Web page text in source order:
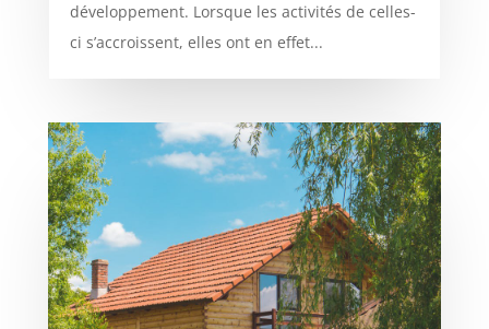
développement. Lorsque les activités de celles-
ci s’accroissent, elles ont en effet...